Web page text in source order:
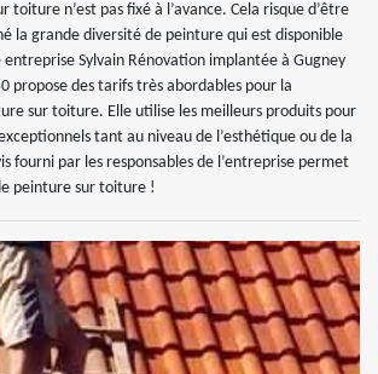
toiture n’est pas fixé à l’avance. Cela risque d’être
la grande diversité de peinture qui est disponible
Sylvain Rénovation implantée à Gugney
propose des tarifs très abordables pour la
sur toiture. Elle utilise les meilleurs produits pour
tant au niveau de l’esthétique ou de la
fourni par les responsables de l’entreprise permet
peinture sur toiture !